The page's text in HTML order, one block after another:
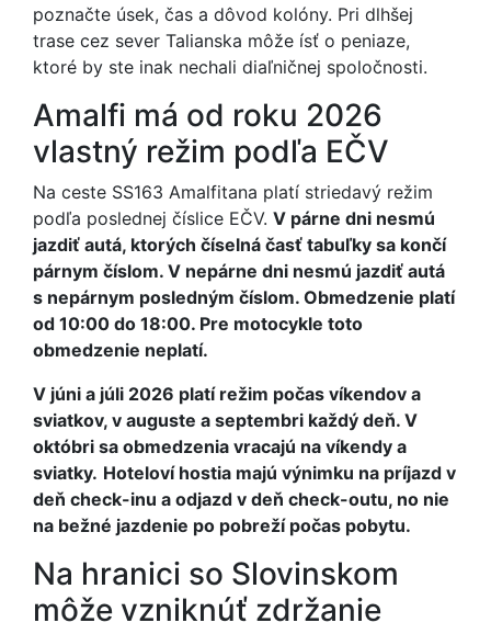
poznačte úsek, čas a dôvod kolóny. Pri dlhšej
trase cez sever Talianska môže ísť o peniaze,
ktoré by ste inak nechali diaľničnej spoločnosti.
Amalfi má od roku 2026
vlastný režim podľa EČV
Na ceste SS163 Amalfitana platí striedavý režim
podľa poslednej číslice EČV. V párne dni nesmú
jazdiť autá, ktorých číselná časť tabuľky sa končí
párnym číslom. V nepárne dni nesmú jazdiť autá
s nepárnym posledným číslom. Obmedzenie platí
od 10:00 do 18:00. Pre motocykle toto
obmedzenie neplatí.
V júni a júli 2026 platí režim počas víkendov a
sviatkov, v auguste a septembri každý deň. V
októbri sa obmedzenia vracajú na víkendy a
sviatky. Hoteloví hostia majú výnimku na príjazd v
deň check-inu a odjazd v deň check-outu, no nie
na bežné jazdenie po pobreží počas pobytu.
Na hranici so Slovinskom
môže vzniknúť zdržanie